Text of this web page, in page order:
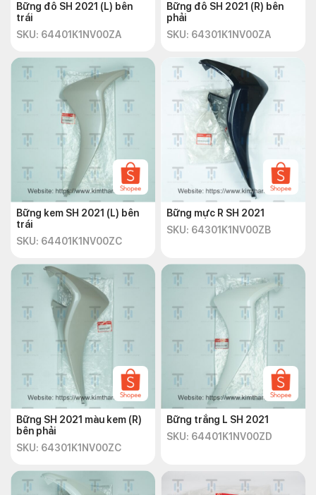
Bững đô SH 2021 (L) bên
trái
SKU: 64401K1NV00ZA
Bững đô SH 2021 (R) bên
phải
SKU: 64301K1NV00ZA
Bững kem SH 2021 (L) bên
trái
SKU: 64401K1NV00ZC
Bững mực R SH 2021
SKU: 64301K1NV00ZB
Bững SH 2021 màu kem (R)
bên phải
SKU: 64301K1NV00ZC
Bững trắng L SH 2021
SKU: 64401K1NV00ZD